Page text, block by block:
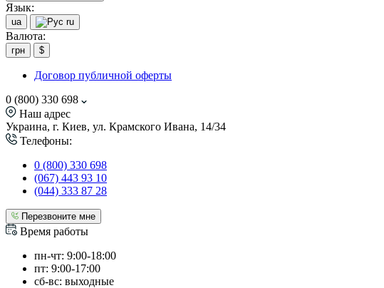
Язык:
ua ru
Валюта:
грн $
Договор публичной оферты
0 (800) 330 698
Наш адрес
Украина, г. Киев, ул. Крамского Ивана, 14/34
Телефоны:
0 (800) 330 698
(067) 443 93 10
(044) 333 87 28
Перезвоните мне
Время работы
пн-чт: 9:00-18:00
пт: 9:00-17:00
сб-вс: выходные